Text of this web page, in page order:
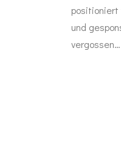
positioniert
und
vergossen…